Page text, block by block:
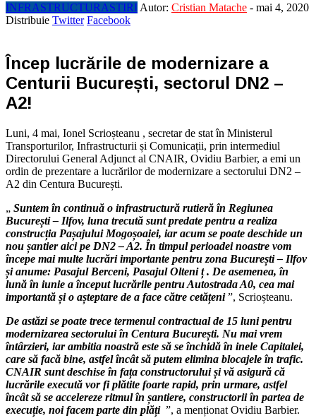
INFRASTRUCTURASTIRI Autor: Cristian Matache - mai 4, 2020
Distribuie Twitter Facebook
Încep lucrările de modernizare a
Centurii București, sectorul DN2 –
A2!
Luni, 4 mai, Ionel Scrioșteanu , secretar de stat în Ministerul
Transporturilor, Infrastructurii și Comunicații, prin intermediul
Directorului General Adjunct al CNAIR, Ovidiu Barbier, a emi un
ordin de prezentare a lucrărilor de modernizare a sectorului DN2 –
A2 din Centura București.
„ Suntem în continuă o infrastructură rutieră în Regiunea
București – Ilfov, luna trecută sunt predate pentru a realiza
construcția Pașajului Mogoșoaiei, iar acum se poate deschide un
nou șantier aici pe DN2 – A2. În timpul perioadei noastre vom
începe mai multe lucrări importante pentru zona București – Ilfov
și anume: Pasajul Berceni, Pasajul Olteniț. De asemenea, în
lună în iunie a început lucrările pentru Autostrada A0, cea mai
importantă și o așteptare de a face către cetățeni”, Scrioșteanu.
De astăzi se poate trece termenul contractual de 15 luni pentru
modernizarea sectorului în Centura București. Nu mai vrem
întârzieri, iar ambitia noastră este să se închidă în inele Capitalei,
care să facă bine, astfel încât să putem elimina blocajele în trafic.
CNAIR sunt deschise în fața constructorului și vă asigură că
lucrările execută vor fi plătite foarte rapid, prin urmare, astfel
încât să se accelereze ritmul în șantiere, constructorii în partea de
execuție, noi facem parte din plăți ”, a menționat Ovidiu Barbier.